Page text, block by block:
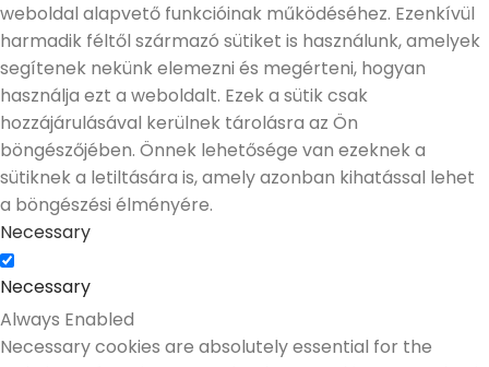
weboldal alapvető funkcióinak működéséhez. Ezenkívül
harmadik féltől származó sütiket is használunk, amelyek
segítenek nekünk elemezni és megérteni, hogyan
használja ezt a weboldalt. Ezek a sütik csak
hozzájárulásával kerülnek tárolásra az Ön
böngészőjében. Önnek lehetősége van ezeknek a
sütiknek a letiltására is, amely azonban kihatással lehet
a böngészési élményére.
Necessary
Necessary
Always Enabled
Necessary cookies are absolutely essential for the